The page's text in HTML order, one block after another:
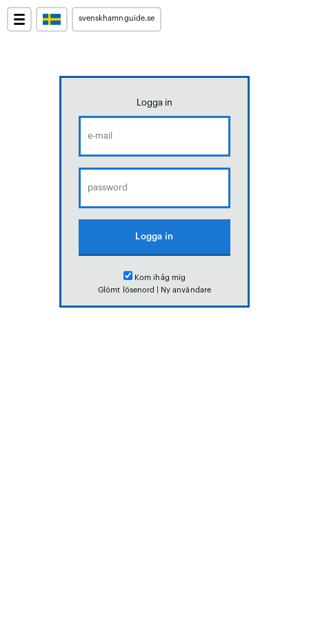
svenskhamnguide.se
Logga in
Kom ihåg mig
Glömt lösenord
Ny användare